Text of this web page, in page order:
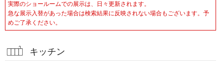
実際のショールームでの展示は、日々更新されます。
急な展示入替があった場合は検索結果に反映されない場合もございます。予
めご了承ください。
キッチン